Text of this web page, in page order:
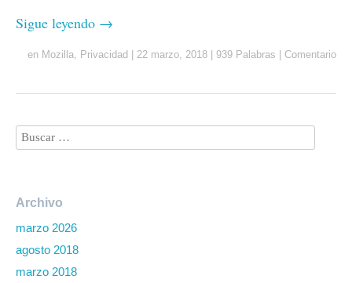
Sigue leyendo →
en Mozilla, Privacidad 22 marzo, 2018 939 Palabras Comentario
Archivo
marzo 2026
agosto 2018
marzo 2018